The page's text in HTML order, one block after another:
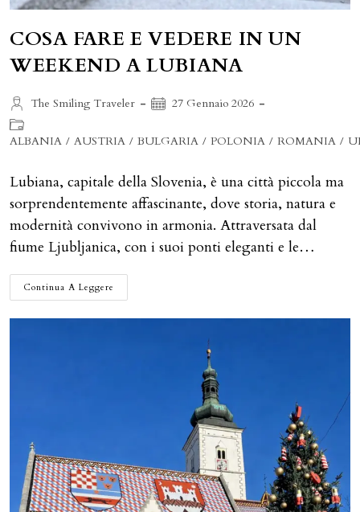
COSA FARE E VEDERE IN UN
WEEKEND A LUBIANA
Autore
dell'articolo:
The Smiling Traveler
Articolo27 Gennaio 2026
Categoria
dell'articolo:
ALBANIA / AUSTRIA / BULGARIA / POLONIA / ROMANIA /
Lubiana, capitale della Slovenia, è una città piccola ma
sorprendentemente affascinante, dove storia, natura e
modernità convivono in armonia. Attraversata dal
fiume Ljubljanica, con i suoi ponti eleganti e le…
Continua A Leggere
FARE
VEDERE